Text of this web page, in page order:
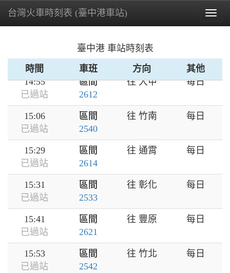
台灣火車時刻表 (臺中港車站)
臺中港 車站時刻表
時間
車班 方向 其他
14:33
已過站
區間
2531
往 彰化
已過站
區間
2619
往 苗栗
14:55
已過站
區間
2612
往 大甲 每日
15:06
已過站
區間
2540
往 竹南 每日
15:29
已過站
區間
2614
往 通霄 每日
15:31
已過站
區間
2533
往 彰化 每日
15:41
已過站
區間
2621
往 豐原 每日
15:53
已過站
區間
2542
往 竹北 每日